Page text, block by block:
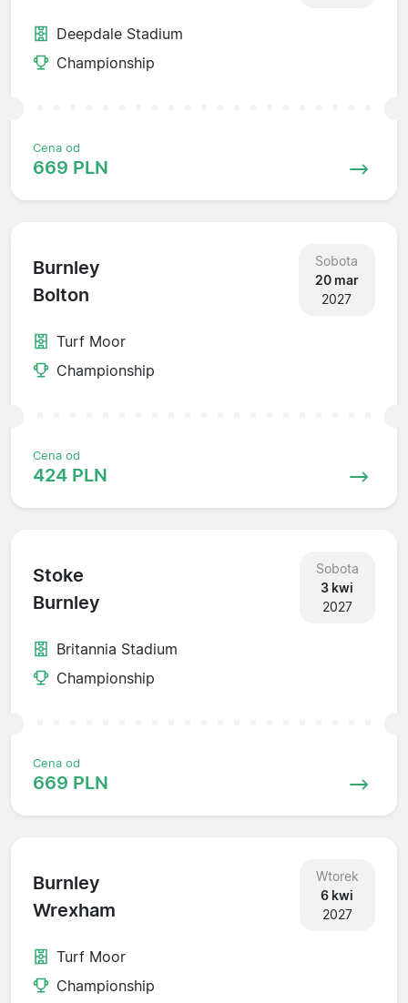
Deepdale Stadium
Championship
Cena od
669 PLN
Burnley
Bolton
Sobota
20 mar
2027
Turf Moor
Championship
Cena od
424 PLN
Stoke
Burnley
Sobota
3 kwi
2027
Britannia Stadium
Championship
Cena od
669 PLN
Burnley
Wrexham
Wtorek
6 kwi
2027
Turf Moor
Championship